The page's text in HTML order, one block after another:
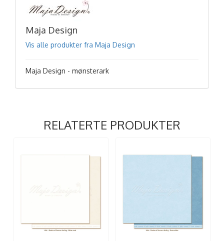
Maja Design
Vis alle produkter fra Maja Design
Maja Design - mønsterark
RELATERTE PRODUKTER